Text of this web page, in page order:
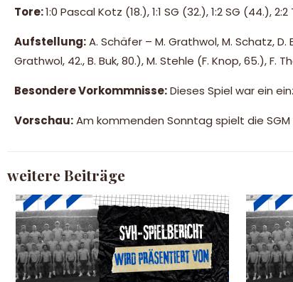
Tore:1:0 Pascal Kotz (18.), 1:1 SG (32.), 1:2 SG (44.),
Aufstellung:A. Schäfer – M. Grathwol, M. Schatz,
Grathwol, 42., B. Buk, 80.), M. Stehle (F. Knop, 65.), F.
Besondere Vorkommnisse:Dieses Spiel war ein
Vorschau:Am kommenden Sonntag spielt die SGM
weitere Beiträge